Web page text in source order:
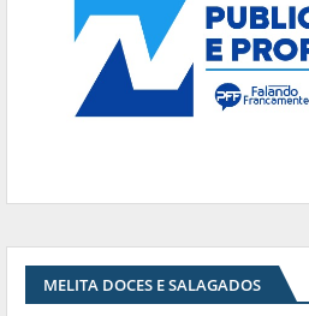
MELITA DOCES E SALAGADOS